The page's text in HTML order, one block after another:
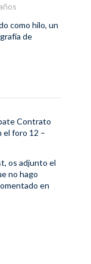
como hilo, un
de
Contrato
el foro 12 –
os adjunto el
no hago
en